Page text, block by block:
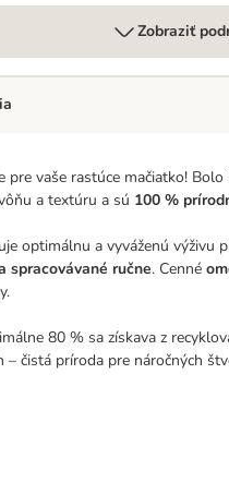
Zobraziť
vaše rastúce mačiatko!
a textúru a sú 100 %
optimálnu a vyváženú výživu
spracovávané ručne. Cenné
80 % sa získava z
čistá príroda pre náročných